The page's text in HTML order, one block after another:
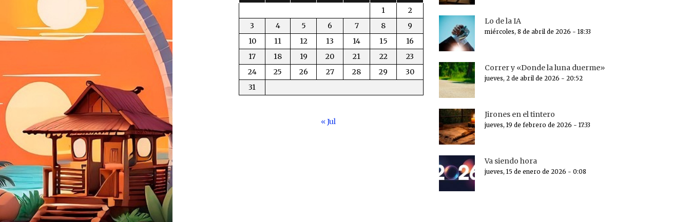
1
2
3
4 5 6 7 8
9
10
11 12 13 14 15
16
17
18 19 20 21 22
23
24
25 26 27 28 29
30
31
« Jul
Lo de la IA
miércoles, 8 de abril de 2026 - 18:33
Correr y «Donde la luna duerme»
jueves, 2 de abril de 2026 - 20:52
Jirones en el tintero
jueves, 19 de febrero de 2026 - 17:33
Va siendo hora
jueves, 15 de enero de 2026 - 0:08